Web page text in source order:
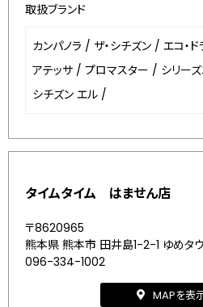
取扱ブランド
カンパノラ / ザ・シチズン / エコ・
アテッサ / プロマスター / シリー
シチズン エル /
タイムタイム はません店
〒8620965
熊本県 熊本市 田井島1-2-1 ゆめタ
096-334-1002
MAPを表